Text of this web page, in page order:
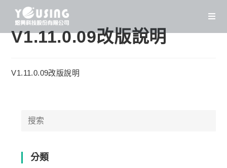
contentV1.11.0.09改版說明
V1.11.0.09改版說明
Search
分類